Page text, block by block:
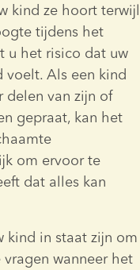
kind ze hoort terwijl
tijdens het
u het risico dat uw
voelt. Als een kind
van zijn of
gepraat, kan het
om ervoor te
dat alles kan
kind in staat zijn om
wanneer het